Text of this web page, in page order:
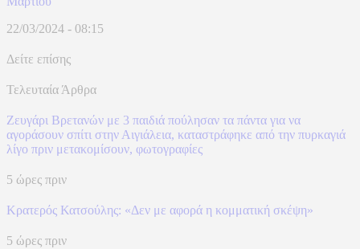
22/03/2024 - 08:15
Δείτε επίσης
Τελευταία Άρθρα
Ζευγάρι Βρετανών με 3 παιδιά πούλησαν τα πάντα για να
αγοράσουν σπίτι στην Αιγιάλεια, καταστράφηκε από την πυρκαγιά
λίγο πριν μετακομίσουν, φωτογραφίες
5 ώρες πριν
Κρατερός Κατσούλης: «Δεν με αφορά η κομματική σκέψη»
5 ώρες πριν